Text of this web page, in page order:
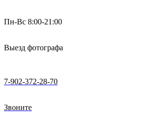
Пн-Вс 8:00-21:00
Выезд фотографа
7-902-372-28-70
Звоните